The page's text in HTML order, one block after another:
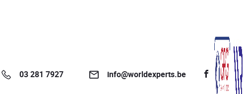
03 281 7927 info@worldexperts.be